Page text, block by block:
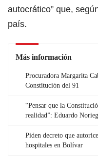
autocrático” que,
país.
Más información
Procuradora Margarita
Constitución del 91
“Pensar que la
realidad”: Eduardo
Piden decreto que
hospitales en Bolívar